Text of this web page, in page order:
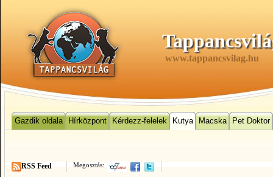
www.tappancsvilag.hu
Gazdik oldala Hírközpont Kérdezz-felelek Kutya Macska Pet Doktor
Megosztás:
RSS Feed